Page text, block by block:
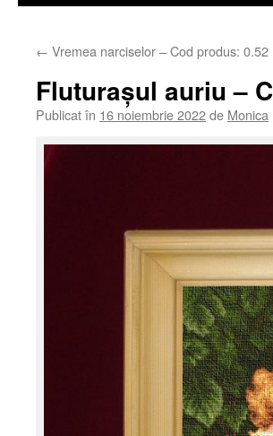
← Vremea narciselor – Cod produs: 0.52
Fluturașul auriu –
Publicat în 16 noiembrie 2022de Monica